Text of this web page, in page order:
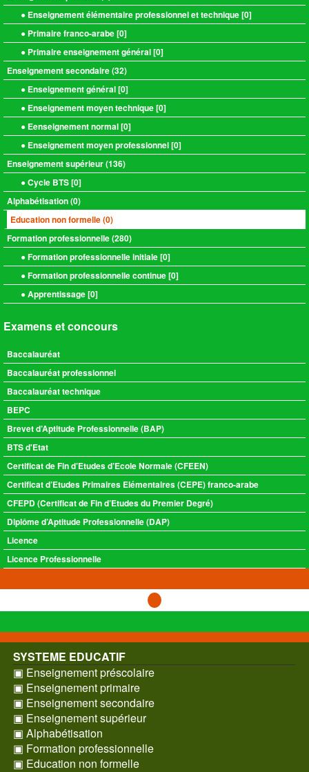
● Enseignement élémentaire professionnel et technique [0]
● Primaire franco-arabe [0]
● Primaire enseignement général [0]
Enseignement secondaire (32)
● Enseignement général [0]
● Enseignement moyen technique [0]
● Eenseignement normal [0]
● Enseignement moyen professionnel [0]
Enseignement supérieur (136)
● Cycle BTS [0]
Alphabétisation (0)
Education non formelle (0)
Formation professionnelle (280)
● Formation professionnelle initiale [0]
● Formation professionnelle continue [0]
● Apprentissage [0]
Examens et concours
Baccalauréat
Baccalauréat professionnel
Baccalauréat technique
BEPC
Brevet d’Aptitude Professionnelle (BAP)
BTS d'Etat
Certificat de Fin d’Etudes d’Ecole Normale (CFEEN)
Certificat d’Etudes Primaires Elémentaires (CEPE) franco-arabe
CFEPD (Certificat de Fin d’Etudes du Premier Degré)
Diplôme d’Aptitude Professionnelle (DAP)
Licence
Licence Professionnelle
SYSTEME EDUCATIF
▣ Enseignement préscolaire
▣ Enseignement primaire
▣ Enseignement secondaire
▣ Enseignement supérieur
▣ Alphabétisation
▣ Formation professionnelle
▣ Education non formelle